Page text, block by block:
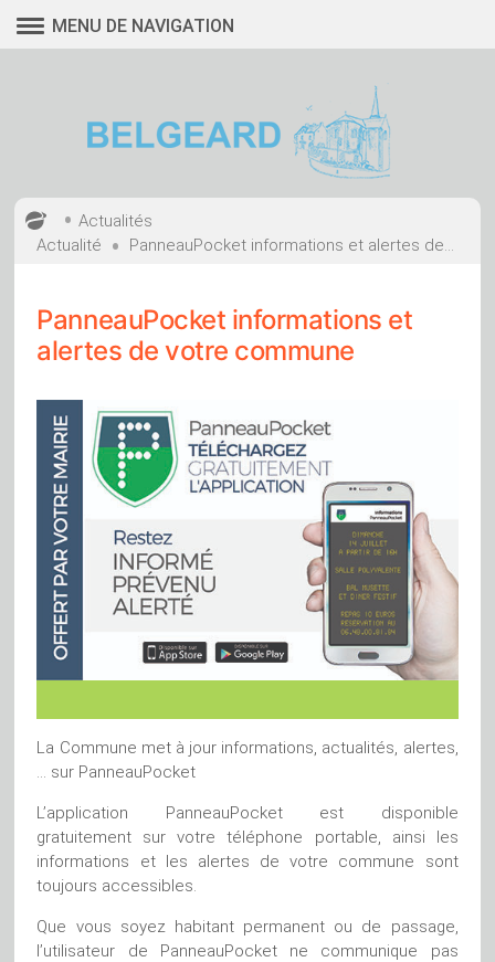
contenu
MENU DE NAVIGATION
• Actualités
Actualité
• PanneauPocket informations et alertes de...
PanneauPocket informations et
alertes de votre commune
La Commune met à jour informations, actualités, alertes,
… sur PanneauPocket
L’application PanneauPocket est disponible
gratuitement sur votre téléphone portable, ainsi les
informations et les alertes de votre commune sont
toujours accessibles.
Que vous soyez habitant permanent ou de passage,
l’utilisateur de PanneauPocket ne communique pas